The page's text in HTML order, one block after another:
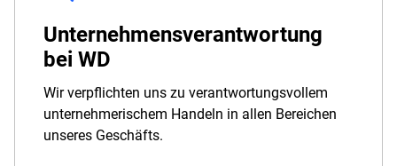
Unternehmensverantwortung
bei WD
Wir verpflichten uns zu verantwortungsvollem
unternehmerischem Handeln in allen Bereichen
unseres Geschäfts.